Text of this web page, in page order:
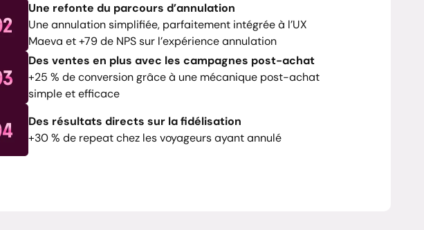
Une refonte du parcours d’annulation
Une annulation simplifiée, parfaitement intégrée à l’UX
Maeva et +79 de NPS sur l’expérience annulation
Des ventes en plus avec les campagnes post-achat
+25 % de conversion grâce à une mécanique post-achat
simple et efficace
Des résultats directs sur la fidélisation
+30 % de repeat chez les voyageurs ayant annulé